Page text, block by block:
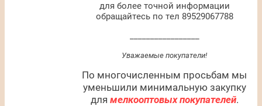
для более точной информации
обращайтесь по тел 89529067788
Уважаемые покупатели!
По многочисленным просьбам мы
уменьшили минимальную закупку
для мелкооптовых покупателей.